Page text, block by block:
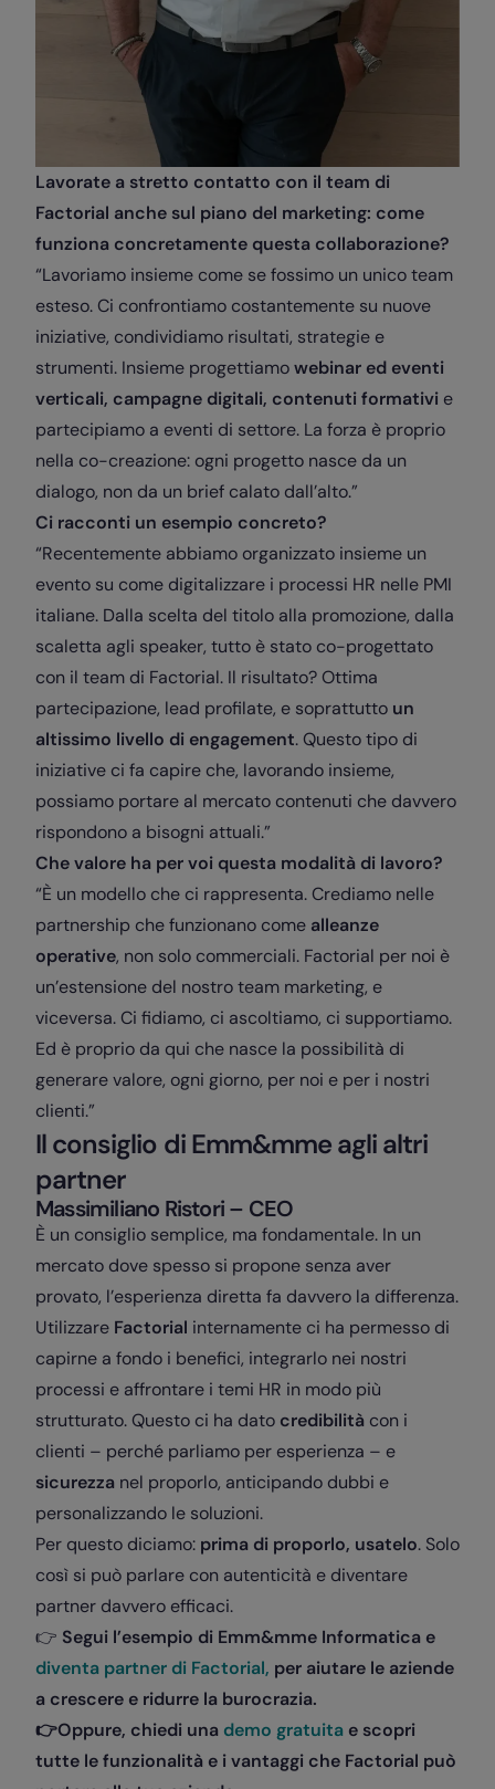
Lavorate a stretto contatto con il team di
Factorial anche sul piano del marketing: come
funziona concretamente questa collaborazione?
“Lavoriamo insieme come se fossimo un unico team
esteso. Ci confrontiamo costantemente su nuove
iniziative, condividiamo risultati, strategie e
strumenti. Insieme progettiamowebinar ed eventi
verticali, campagne digitali, contenuti formativi e
partecipiamo a eventi di settore. La forza è proprio
nella co-creazione: ogni progetto nasce da un
dialogo, non da un brief calato dall’alto.”
Ci racconti un esempio concreto?
“Recentemente abbiamo organizzato insieme un
evento su come digitalizzare i processi HR nelle PMI
italiane. Dalla scelta del titolo alla promozione, dalla
scaletta agli speaker, tutto è stato co-progettato
con il team di Factorial. Il risultato? Ottima
partecipazione, lead profilate, e soprattutto un
altissimo livello di engagement. Questo tipo di
iniziative ci fa capire che, lavorando insieme,
possiamo portare al mercato contenuti che davvero
rispondono a bisogni attuali.”
Che valore ha per voi questa modalità di lavoro?
“È un modello che ci rappresenta. Crediamo nelle
partnership che funzionano come alleanze
operative, non solo commerciali. Factorial per noi è
un’estensione del nostro team marketing, e
viceversa. Ci fidiamo, ci ascoltiamo, ci supportiamo.
Ed è proprio da qui che nasce la possibilità di
generare valore, ogni giorno, per noi e per i nostri
clienti.”
Il consiglio di Emm&mme agli altri
partner
Massimiliano Ristori– CEO
È un consiglio semplice, ma fondamentale. In un
mercato dove spesso si propone senza aver
provato, l’esperienza diretta fa davvero la differenza.
Utilizzare Factorial internamente ci ha permesso di
capirne a fondo i benefici, integrarlo nei nostri
processi e affrontare i temi HR in modo più
strutturato. Questo ci ha dato credibilità con i
clienti – perché parliamo per esperienza – e
sicurezza nel proporlo, anticipando dubbi e
personalizzando le soluzioni.
Per questo diciamo: prima di proporlo, usatelo. Solo
così si può parlare con autenticità e diventare
partner davvero efficaci.
👉 Segui l’esempio di Emm&mme Informatica e
diventa partner di Factorial, per aiutare le aziende
a crescere e ridurre la burocrazia.
👉Oppure, chiedi una demo gratuita e scopri
tutte le funzionalità e i vantaggi che Factorial può